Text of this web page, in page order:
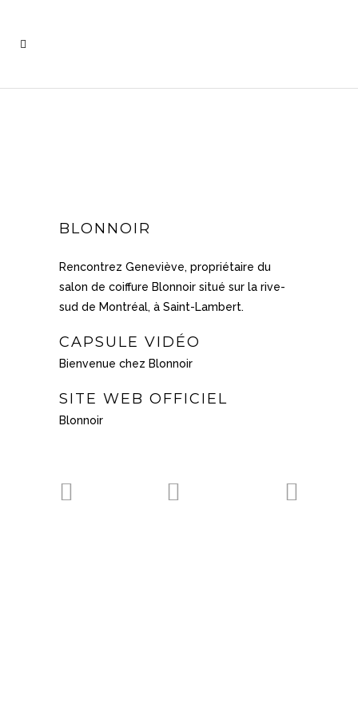
BLONNOIR
Rencontrez Geneviève, propriétaire du
salon de coiffure Blonnoir situé sur la rive-
sud de Montréal, à Saint-Lambert.
CAPSULE VIDÉO
Bienvenue chez Blonnoir
SITE WEB OFFICIEL
Blonnoir